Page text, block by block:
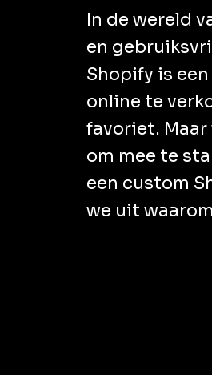
In de wereld
en
Shopify is
online te
favoriet.
om mee te
een custom
we uit